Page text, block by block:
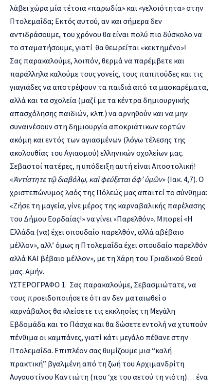
λάβει χώρα μία τέτοια «παρωδία» και «γελοιότητα» στην
Πτολεμαΐδα; Εκτός αυτού, αν και σήμερα δεν
αντιδράσουμε, του χρόνου θα είναι πολύ πιο δύσκολο να
το σταματήσουμε, γιατί θα θεωρείται «κεκτημένο»!
Σας παρακαλούμε, λοιπόν, θερμά να παρέμβετε και
παράλληλα καλούμε τους γονείς, τους παππούδες και τις
γιαγιάδες να αποτρέψουν τα παιδιά από τα μασκαρέματα,
αλλά και τα σχολεία (μαζί με τα κέντρα δημιουργικής
απασχόλησης παιδιών, κλπ.) να αρνηθούν και να μην
συναινέσουν στη δημιουργία αποκριάτικων εορτών
ακόμη και εντός των αγιασμένων (λόγω τέλεσης της
ακολουθίας του Αγιασμού) ελληνικών σχολείων μας.
Σεβαστοί πατέρες, η υπόδειξη αυτή είναι Αποστολική!
«Ἀντίστητε τῷ διαβόλῳ, καὶ φεύξεται ἀφ’ ὑμῶν» (Ιακ. 4,7). Ο
χριστεπώνυμος λαός της Πόλεώς μας απαιτεί το σύνθημα:
«Ζήσε τη μαγεία, γίνε μέρος της καρναβαλικής παρέλασης
του Δήμου Εορδαίας!» να γίνει «Παρελθόν». Μπορεί «H
Ελλάδα (να) έχει σπουδαίο παρελθόν, αλλά αβέβαιο
μέλλον», αλλ’ όμως η Πτολεμαΐδα έχει σπουδαίο παρελθόν
αλλά ΚΑΙ βέβαιο μέλλον», με τη Χάρη του Τριαδικού Θεού
μας. Αμήν.
ΥΣΤΕΡΟΓΡΑΦΟ 1. Σας παρακαλούμε, Σεβασμιώτατε, να
τους προειδοποιήσετε ότι αν δεν ματαιωθεί ο
καρνάβαλος θα κλείσετε τις εκκλησίες τη Μεγάλη
Εβδομάδα και το Πάσχα και θα δώσετε εντολή να χτυπούν
πένθιμα οι καμπάνες, γιατί κάτι μεγάλο πέθανε στην
Πτολεμαΐδα. Επιπλέον σας θυμίζουμε μια “καλή
πρακτική” βγαλμένη από τη ζωή του Αρχιμανδρίτη
Αυγουστίνου Καντιώτη (που ‘χε του αετού τη νιότη)… ένα